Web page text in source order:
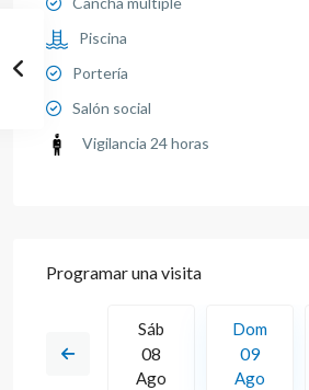
Piscina
Portería
Salón social
Vigilancia 24 horas
Programar una visita
17
Sáb
08
Ago
Dom
09
Ago